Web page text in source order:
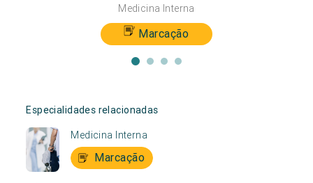
Medicina Interna
Marcação
Especialidades relacionadas
Medicina Interna
Marcação